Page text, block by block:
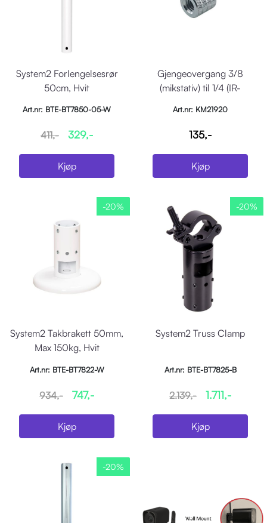
System2 Forlengelsesrør
50cm, Hvit
Art.nr: BTE-BT7850-05-W
411,- 329,-
Kjøp
Gjengeovergang 3/8
(mikstativ) til 1/4 (IR-
Art.nr: KM21920
135,-
Kjøp
-20%
System2 Takbrakett 50mm,
Max 150kg, Hvit
Art.nr: BTE-BT7822-W
934,- 747,-
Kjøp
-20%
System2 Truss Clamp
Art.nr: BTE-BT7825-B
2.139,- 1.711,-
Kjøp
-20%